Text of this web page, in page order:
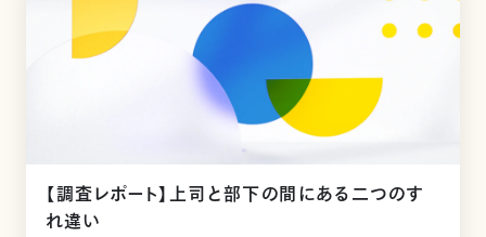
【調査レポート】上司と部下の間にある二つのす
れ違い